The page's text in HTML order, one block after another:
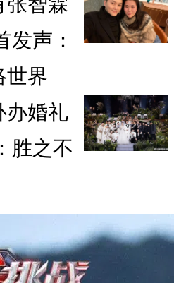
发声：
世界
办婚礼
胜之不